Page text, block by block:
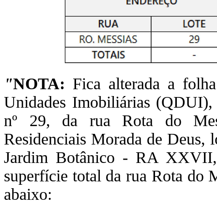
"NOTA: Fica alterada a
Unidades Imobiliárias
nº 29, da rua Rota do
Residenciais Morada de Deus,
Jardim Botânico - RA
superfície total da rua Rota do
abaixo: